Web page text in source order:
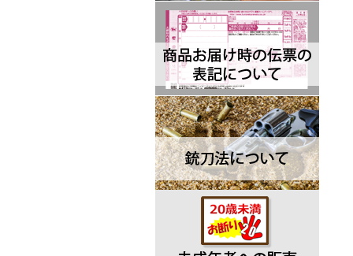
Condor コンドル
CRKT シーアールケーティ
CJRB シージェイアールビー
Cudeman ク―ドマン
Dawson ドーソン
Deejo ディージョ
EKA エカ
Elk Ridge エルクリッジ
ESEE エスイー
Exotac エクソタック
Fred Perrin フレッド・ペラン